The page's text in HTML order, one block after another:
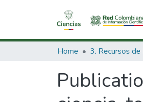
Home